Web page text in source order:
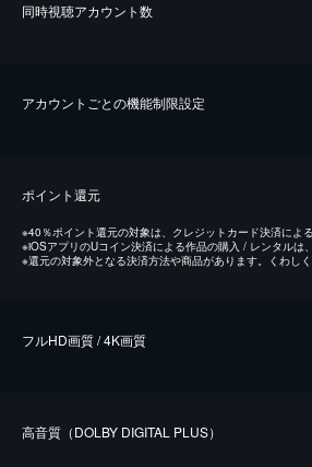
同時視聴アカウント数
アカウントごとの機能制限設定
ポイント還元
※40％ポイント還元の対象は、クレジットカード決済によ
※iOSアプリのUコイン決済による作品の購入 / レンタルは
※還元の対象外となる決済方法や商品があります。くわし
フルHD画質 / 4K画質
⾼⾳質（DOLBY DIGITAL PLUS）